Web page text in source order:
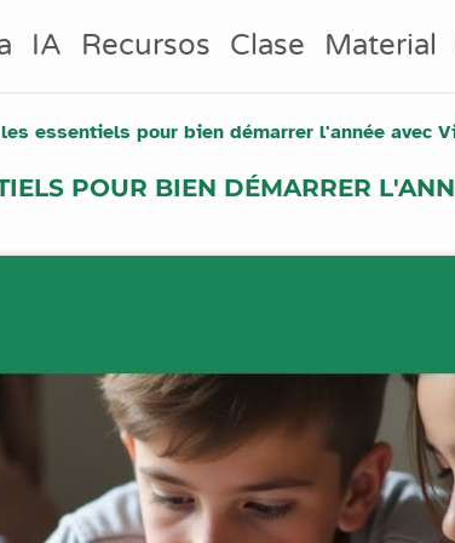
IA Recursos Clase Material
essentiels pour bien démarrer l'année avec
POUR BIEN DÉMARRER